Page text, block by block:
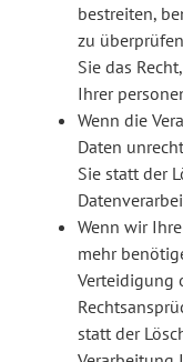
bestreiten,
zu
Sie das
Ihrer
Wenn die
Daten
Sie statt der
Wenn wir
mehr
Verteidigung
statt der